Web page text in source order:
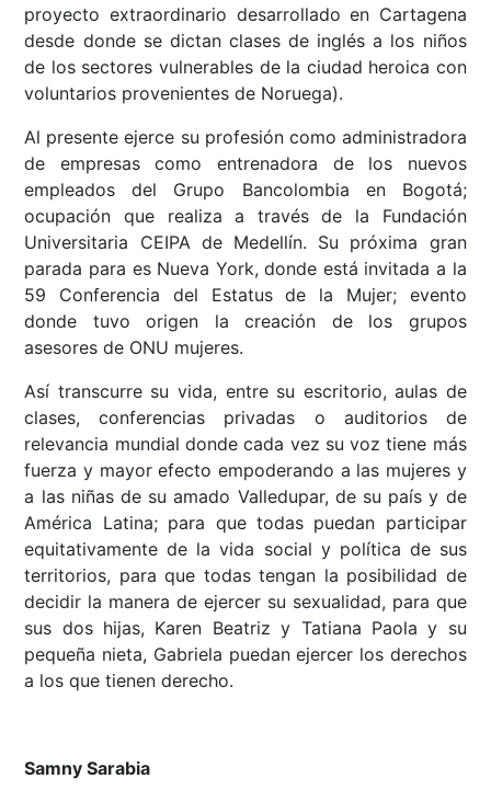
proyecto extraordinario desarrollado en Cartagena
desde donde se dictan clases de inglés a los niños
de los sectores vulnerables de la ciudad heroica con
voluntarios provenientes de Noruega).
Al presente ejerce su profesión como administradora
de empresas como entrenadora de los nuevos
empleados del Grupo Bancolombia en Bogotá;
ocupación que realiza a través de la Fundación
Universitaria CEIPA de Medellín. Su próxima gran
parada para es Nueva York, donde está invitada a la
59 Conferencia del Estatus de la Mujer; evento
donde tuvo origen la creación de los grupos
asesores de ONU mujeres.
Así transcurre su vida, entre su escritorio, aulas de
clases, conferencias privadas o auditorios de
relevancia mundial donde cada vez su voz tiene más
fuerza y mayor efecto empoderando a las mujeres y
a las niñas de su amado Valledupar, de su país y de
América Latina; para que todas puedan participar
equitativamente de la vida social y política de sus
territorios, para que todas tengan la posibilidad de
decidir la manera de ejercer su sexualidad, para que
sus dos hijas, Karen Beatriz y Tatiana Paola y su
pequeña nieta, Gabriela puedan ejercer los derechos
a los que tienen derecho.
Samny Sarabia